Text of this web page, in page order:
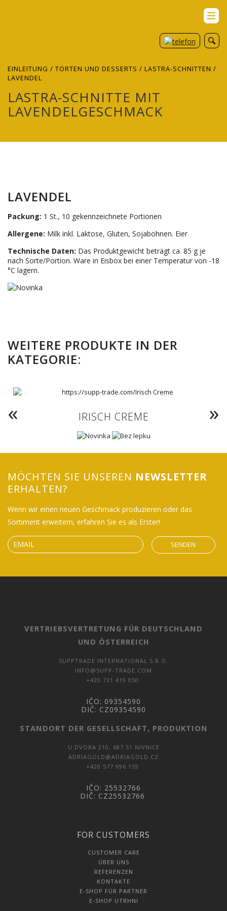
EINLEITUNG / TORTEN UND DESSERTS / LASTRA-SCHNITTEN /
LAVENDEL
LASTRA-SCHNITTE MIT
LAVENDELGESCHMACK
LAVENDEL
Packung: 1 St., 10 gekennzeichnete Portionen
Allergene: Milk inkl. Laktose, Gluten, Sojabohnen. Eier
Technische Daten: Das Produktgewicht beträgt ca. 85 g je
nach Sorte/Portion. Ware in Eisbox bei einer Temperatur von -18
°C lagern.
WEITERE PRODUKTE IN DER
KATEGORIE:
IRISCH CREME
MÖCHTEN SIE UNSEREN NEWSLETTER
ERHALTEN?
Wenn wir einen neuen Geschmack produzieren oder das
Sortiment erweitern, erfahren Sie es als Erster!
SENDEN
VERTRIEBSVERTRETUNG FÜR DEUTSCHLAND
UND ÖSTERREICH
SUPPTRADE INTERNATIONAL S.R.O.
INFO@SUPP-TRADE.COM
+420 731 419 050
IČO: 09354590
DIČ: CZ09354590
STANDORT DER GESELLSCHAFT, PRODUKTION
U DVORA 210, 687 51 NIVNICE
ADRIAGOLD@ADRIAGOLD.CZ
+420 577 996 159
IČO: 25532766
DIČ: CZ25532766
FOR CUSTOMERS
CUSTOMER CARE
ÜBER UNS
REFERENZEN
KONTAKTE
E-SHOP FÜR PARTNER
E-SHOP UTRHNI